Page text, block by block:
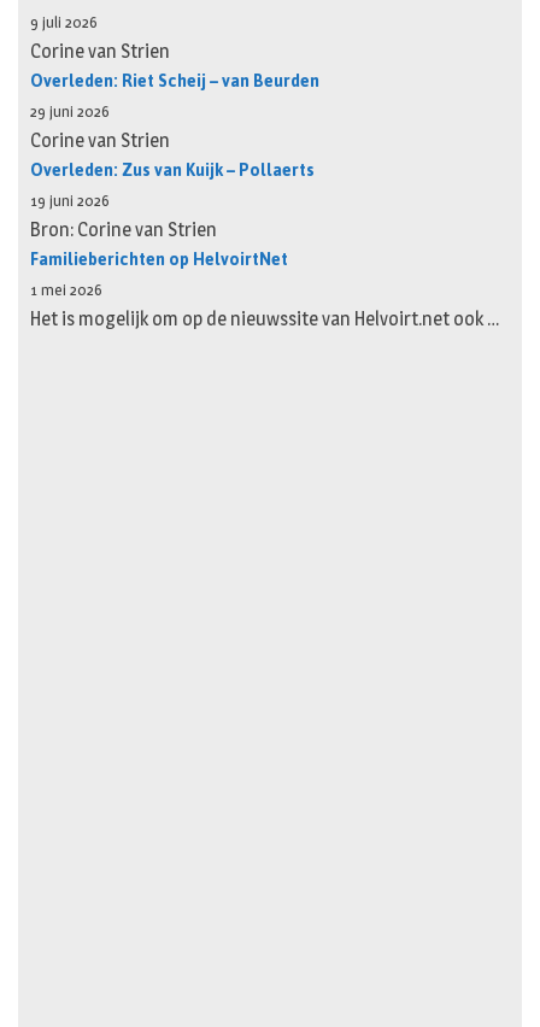
9 juli 2026
Corine van Strien
Overleden: Riet Scheij – van Beurden
29 juni 2026
Corine van Strien
Overleden: Zus van Kuijk – Pollaerts
19 juni 2026
Bron: Corine van Strien
Familieberichten op HelvoirtNet
1 mei 2026
Het is mogelijk om op de nieuwssite van Helvoirt.net ook …